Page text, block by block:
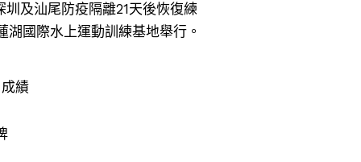
及汕尾防疫隔離21天後恢復練
國際水上運動訓練基地舉行。
成績